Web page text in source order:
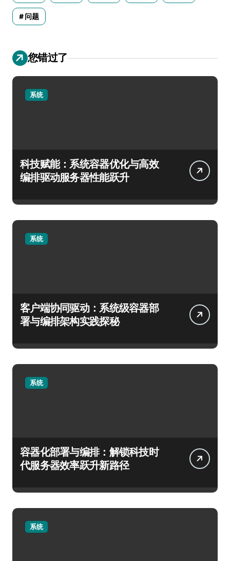
问题
您错过了
系统
科技赋能：系统容器优化与高效
编排驱动服务器性能跃升
系统
客户端协同驱动：系统级容器部
署与编排架构实践探秘
系统
容器化部署与编排：解锁科技时
代服务器效率跃升新路径
系统